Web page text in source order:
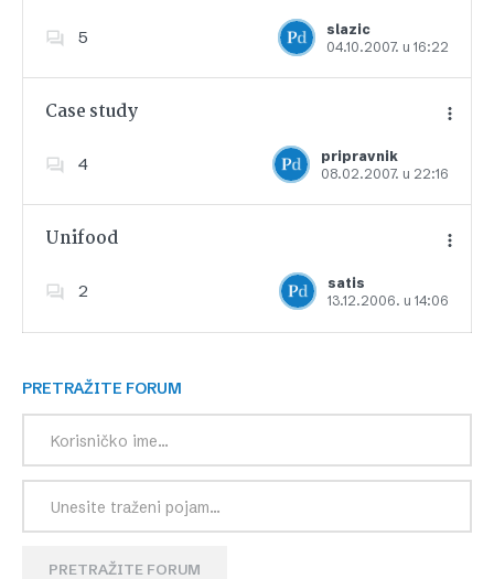
5
slazic
04.10.2007. u 16:22
Dodajte u favorite
Case study
4
pripravnik
08.02.2007. u 22:16
Dodajte u favorite
Unifood
2
satis
13.12.2006. u 14:06
Dodajte u favorite
PRETRAŽITE FORUM
PRETRAŽITE FORUM